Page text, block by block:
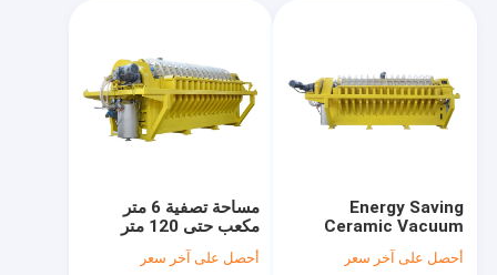
مساحة تصفية 6 متر
مكعب حتى 120 متر
مكعب معدات تصفية فراغ
السيراميكية نظام توفير
أحصل على آخر سعر
Energy Saving
Ceramic Vacuum
Filtration Equipment
108pcs Filter Disks
أحصل على آخر سعر